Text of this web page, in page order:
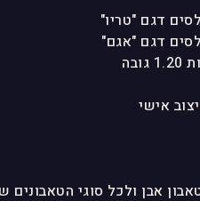
אישי